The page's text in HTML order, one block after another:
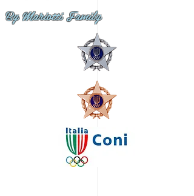
By Mariotti Family